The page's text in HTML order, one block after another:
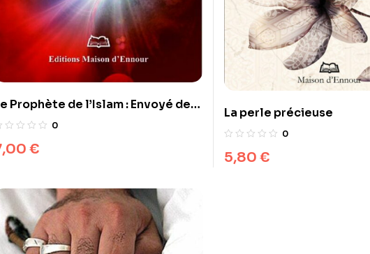
Prophète de l’Islam : Envoyé de
ou Imposteur ?
0
€
La perle précieuse
0
5,80 €